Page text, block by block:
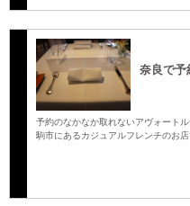
奈良で予
予約のなかなか取れないアヴォート
駒市にあるカジュアルフレンチのお店